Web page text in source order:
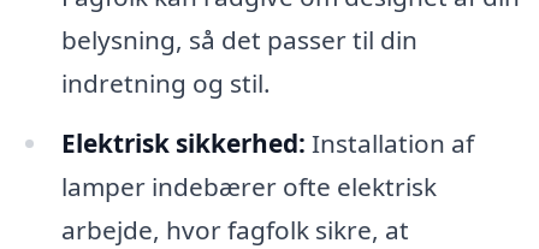
belysning, så det passer til din
indretning og stil.
Elektrisk sikkerhed: Installation af
lamper indebærer ofte elektrisk
arbejde, hvor fagfolk sikre, at